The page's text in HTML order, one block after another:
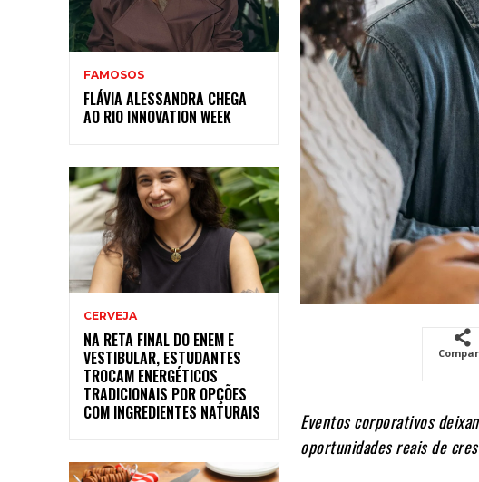
FAMOSOS
FLÁVIA ALESSANDRA CHEGA
AO RIO INNOVATION WEEK
CERVEJA
NA RETA FINAL DO ENEM E
VESTIBULAR, ESTUDANTES
TROCAM ENERGÉTICOS
TRADICIONAIS POR OPÇÕES
COM INGREDIENTES NATURAIS
Eventos corporativos
oportunidades reais de